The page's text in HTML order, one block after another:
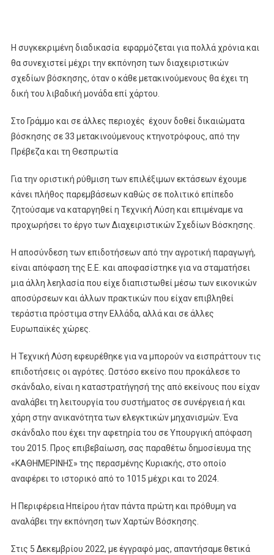
Η συγκεκριμένη διαδικασία εφαρμόζεται για πολλά χρόνια και
θα συνεχιστεί μέχρι την εκπόνηση των διαχειριστικών
σχεδίων βόσκησης, όταν ο κάθε μετακινούμενους θα έχει τη
δική του λιβαδική μονάδα επί χάρτου.
Στο Γράμμο και σε άλλες περιοχές έχουν δοθεί δικαιώματα
βόσκησης σε 33 μετακινούμενους κτηνοτρόφους, από την
Πρέβεζα και τη Θεσπρωτία
Για την οριστική ρύθμιση των επιλέξιμων εκτάσεων έχουμε
κάνει πλήθος παρεμβάσεων καθώς σε πολιτικό επίπεδο
ζητούσαμε να καταργηθεί η Τεχνική Λύση και επιμέναμε να
προχωρήσει το έργο των Διαχειριστικών Σχεδίων Βόσκησης.
Η αποσύνδεση των επιδοτήσεων από την αγροτική παραγωγή,
είναι απόφαση της Ε.Ε. και αποφασίστηκε για να σταματήσει
μια άλλη λεηλασία που είχε διαπιστωθεί μέσω των εικονικών
αποσύρσεων και άλλων πρακτικών που είχαν επιβληθεί
τεράστια πρόστιμα στην Ελλάδα, αλλά και σε άλλες
Ευρωπαϊκές χώρες.
Η Τεχνική Λύση εφευρέθηκε για να μπορούν να εισπράττουν τις
επιδοτήσεις οι αγρότες. Ωστόσο εκείνο που προκάλεσε το
σκάνδαλο, είναι η καταστρατήγησή της από εκείνους που είχαν
αναλάβει τη λειτουργία του συστήματος σε συνέργεια ή και
χάρη στην ανικανότητα των ελεγκτικών μηχανισμών. Ένα
σκάνδαλο που έχει την αφετηρία του σε Υπουργική απόφαση
του 2015. Προς επιβεβαίωση, σας παραθέτω δημοσίευμα της
«ΚΑΘΗΜΕΡΙΝΗΣ» της περασμένης Κυριακής, στο οποίο
αναφέρει το ιστορικό από το 1015 μέχρι και το 2024.
Η Περιφέρεια Ηπείρου ήταν πάντα πρώτη και πρόθυμη να
αναλάβει την εκπόνηση των Χαρτών Βόσκησης.
Στις 5 Δεκεμβρίου 2022, με έγγραφό μας, απαντήσαμε θετικά